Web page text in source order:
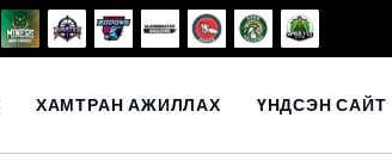
ХАМТРАН АЖИЛЛАХ ҮНДСЭН САЙТ